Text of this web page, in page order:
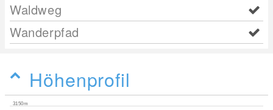
Waldweg
Wanderpfad
Höhenprofil
3150m